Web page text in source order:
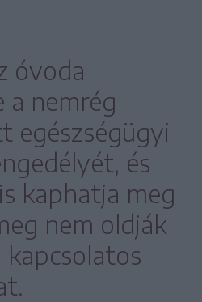
óvoda
a nemrég
egészségügyi
és
kaphatja meg
nem oldják
kapcsolatos